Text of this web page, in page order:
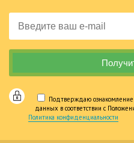
Подтверждаю ознакомление
данных в соответствии с
Политика конфиденциальности